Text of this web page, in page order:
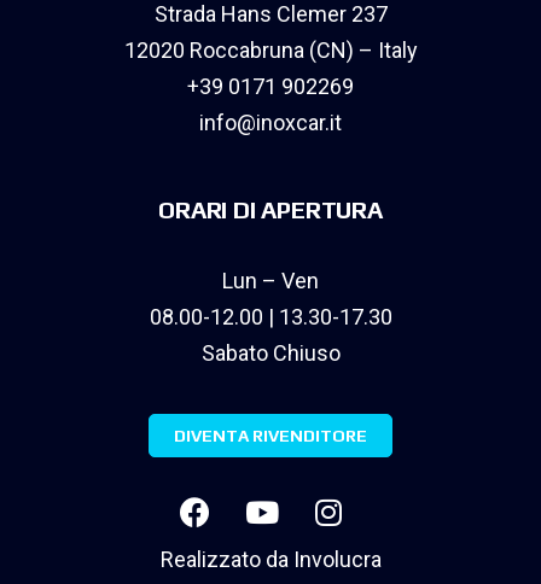
Strada Hans Clemer 237
12020 Roccabruna (CN) – Italy
+39 0171 902269
info@inoxcar.it
ORARI DI APERTURA
Lun – Ven
08.00-12.00 | 13.30-17.30
Sabato Chiuso
DIVENTA RIVENDITORE
Realizzato da Involucra